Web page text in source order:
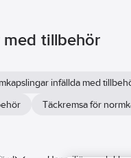
tillbehör
infällda med
Täckremsa för